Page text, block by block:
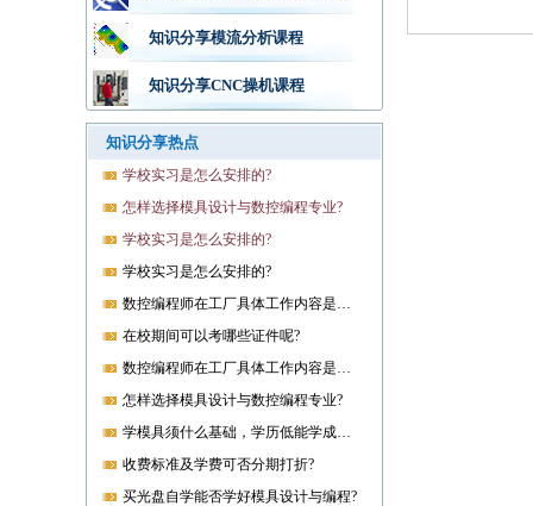
知识分享模流分析课程
知识分享CNC操机课程
知识分享热点
学校实习是怎么安排的?
怎样选择模具设计与数控编程专业?
学校实习是怎么安排的?
学校实习是怎么安排的?
数控编程师在工厂具体工作内容是什么?
在校期间可以考哪些证件呢?
数控编程师在工厂具体工作内容是什么?
怎样选择模具设计与数控编程专业?
学模具须什么基础，学历低能学成就业吗?
收费标准及学费可否分期打折?
买光盘自学能否学好模具设计与编程?